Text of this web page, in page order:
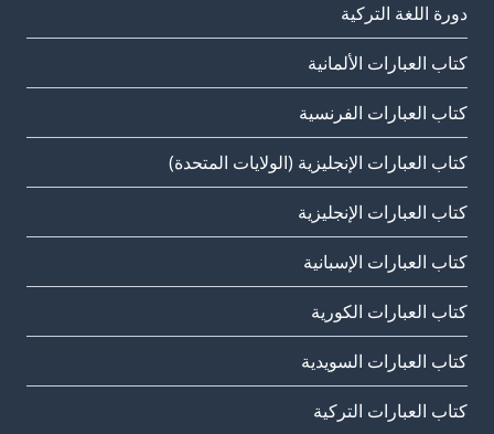
دورة اللغة التركية
كتاب العبارات الألمانية
كتاب العبارات الفرنسية
كتاب العبارات الإنجليزية (الولايات المتحدة)
كتاب العبارات الإنجليزية
كتاب العبارات الإسبانية
كتاب العبارات الكورية
كتاب العبارات السويدية
كتاب العبارات التركية